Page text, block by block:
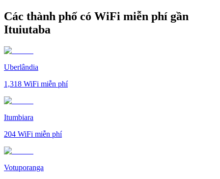
Các thành phố có WiFi miễn phí gần
Ituiutaba
Uberlândia
1,318 WiFi miễn phí
Itumbiara
204 WiFi miễn phí
Votuporanga